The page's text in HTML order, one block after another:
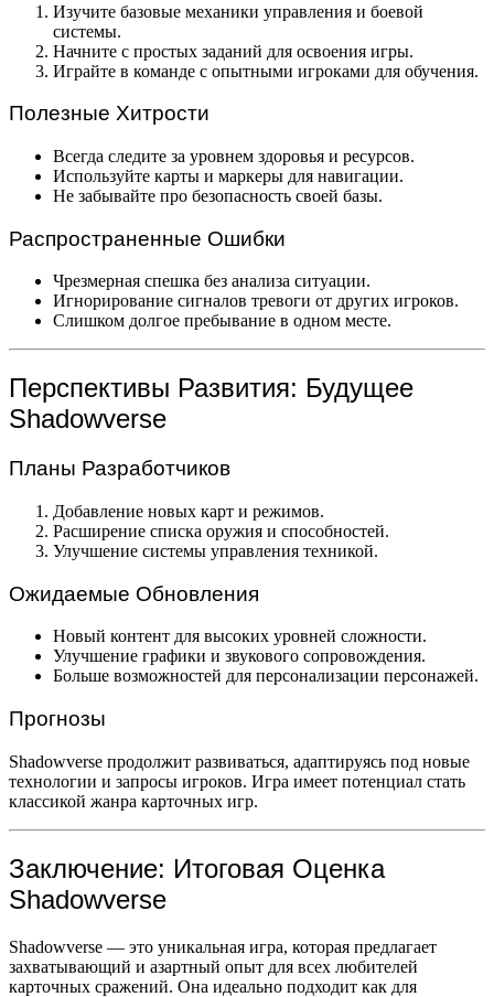
Изучите базовые механики управления и боевой
системы.
Начните с простых заданий для освоения игры.
Играйте в команде с опытными игроками для обучения.
Полезные Хитрости
Всегда следите за уровнем здоровья и ресурсов.
Используйте карты и маркеры для навигации.
Не забывайте про безопасность своей базы.
Распространенные Ошибки
Чрезмерная спешка без анализа ситуации.
Игнорирование сигналов тревоги от других игроков.
Слишком долгое пребывание в одном месте.
Перспективы Развития: Будущее
Shadowverse
Планы Разработчиков
Добавление новых карт и режимов.
Расширение списка оружия и способностей.
Улучшение системы управления техникой.
Ожидаемые Обновления
Новый контент для высоких уровней сложности.
Улучшение графики и звукового сопровождения.
Больше возможностей для персонализации персонажей.
Прогнозы
Shadowverse продолжит развиваться, адаптируясь под новые
технологии и запросы игроков. Игра имеет потенциал стать
классикой жанра карточных игр.
Заключение: Итоговая Оценка
Shadowverse
Shadowverse — это уникальная игра, которая предлагает
захватывающий и азартный опыт для всех любителей
карточных сражений. Она идеально подходит как для